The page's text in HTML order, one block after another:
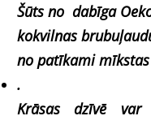
Šūts no dabīga
kokvilnas
no patīkami
.
Krāsas dzīvē